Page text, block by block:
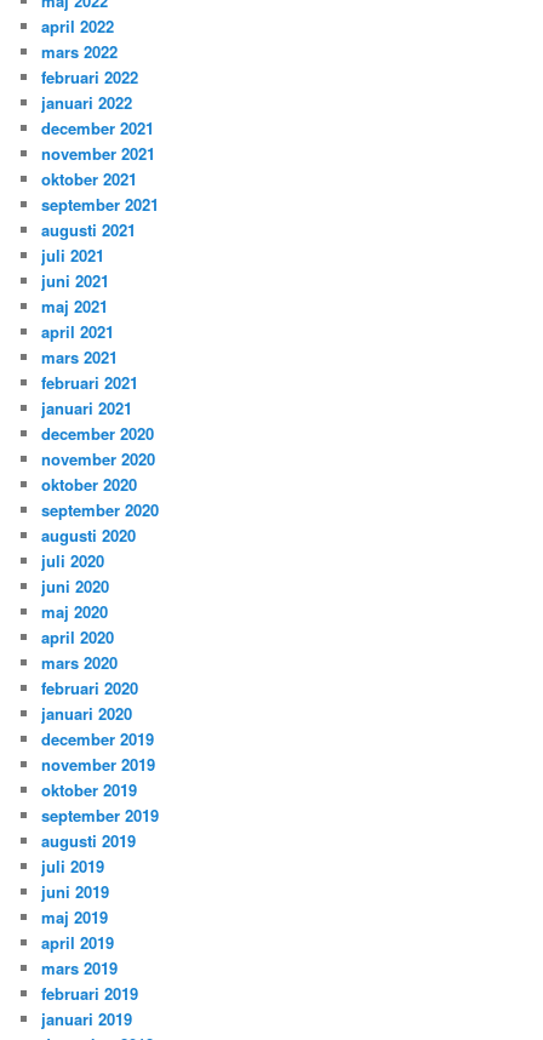
april 2022
mars 2022
februari 2022
januari 2022
december 2021
november 2021
oktober 2021
september 2021
augusti 2021
juli 2021
juni 2021
maj 2021
april 2021
mars 2021
februari 2021
januari 2021
december 2020
november 2020
oktober 2020
september 2020
augusti 2020
juli 2020
juni 2020
maj 2020
april 2020
mars 2020
februari 2020
januari 2020
december 2019
november 2019
oktober 2019
september 2019
augusti 2019
juli 2019
juni 2019
maj 2019
april 2019
mars 2019
februari 2019
januari 2019